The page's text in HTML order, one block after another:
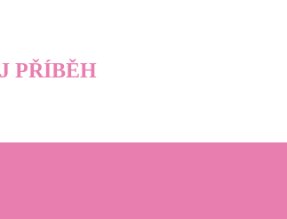
PŘÍBĚH